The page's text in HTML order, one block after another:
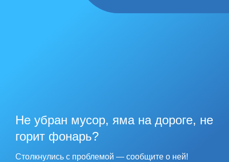
Не убран мусор, яма на дороге, не
горит фонарь?
Столкнулись с проблемой — сообщите о ней!